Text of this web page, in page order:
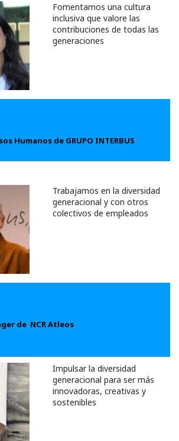
Fomentamos una cultura
inclusiva que valore las
contribuciones de todas las
generaciones
Humanos de GRUPO INTERBUS
Trabajamos en la diversidad
generacional y con otros
colectivos de empleados
de NCR Atleos
Impulsar la diversidad
generacional para ser más
innovadoras, creativas y
sostenibles